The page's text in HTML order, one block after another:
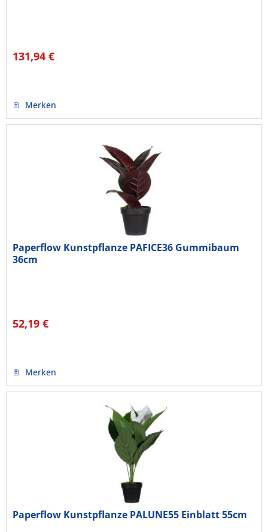
131,94 €
Merken
Paperflow Kunstpflanze PAFICE36 Gummibaum
36cm
52,19 €
Merken
Paperflow Kunstpflanze PALUNE55 Einblatt 55cm